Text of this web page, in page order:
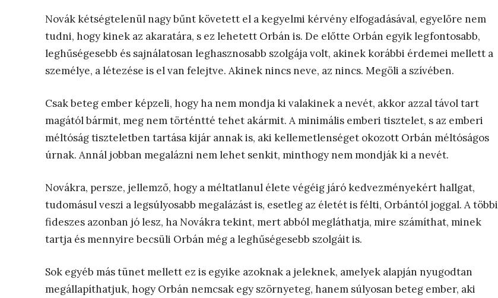
Novák kétségtelenül nagy bűnt követett el a kegyelmi kérvény elfogadásával, egyelőre nem
tudni, hogy kinek az akaratára, s ez lehetett Orbán is. De előtte Orbán egyik legfontosabb,
leghűségesebb és sajnálatosan leghasznosabb szolgája volt, akinek korábbi érdemei mellett a
személye, a létezése is el van felejtve. Akinek nincs neve, az nincs. Megöli a szívében.
Csak beteg ember képzeli, hogy ha nem mondja ki valakinek a nevét, akkor azzal távol tart
magától bármit, meg nem történtté tehet akármit. A minimális emberi tisztelet, s az emberi
méltóság tiszteletben tartása kijár annak is, aki kellemetlenséget okozott Orbán méltóságos
úrnak. Annál jobban megalázni nem lehet senkit, minthogy nem mondják ki a nevét.
Novákra, persze, jellemző, hogy a méltatlanul élete végéig járó kedvezményekért hallgat,
tudomásul veszi a legsúlyosabb megalázást is, esetleg az életét is félti, Orbántól joggal. A többi
fideszes azonban jó lesz, ha Novákra tekint, mert abból megláthatja, mire számíthat, minek
tartja és mennyire becsüli Orbán még a leghűségesebb szolgáit is.
Sok egyéb más tünet mellett ez is egyike azoknak a jeleknek, amelyek alapján nyugodtan
megállapíthatjuk, hogy Orbán nemcsak egy szörnyeteg, hanem súlyosan beteg ember, aki